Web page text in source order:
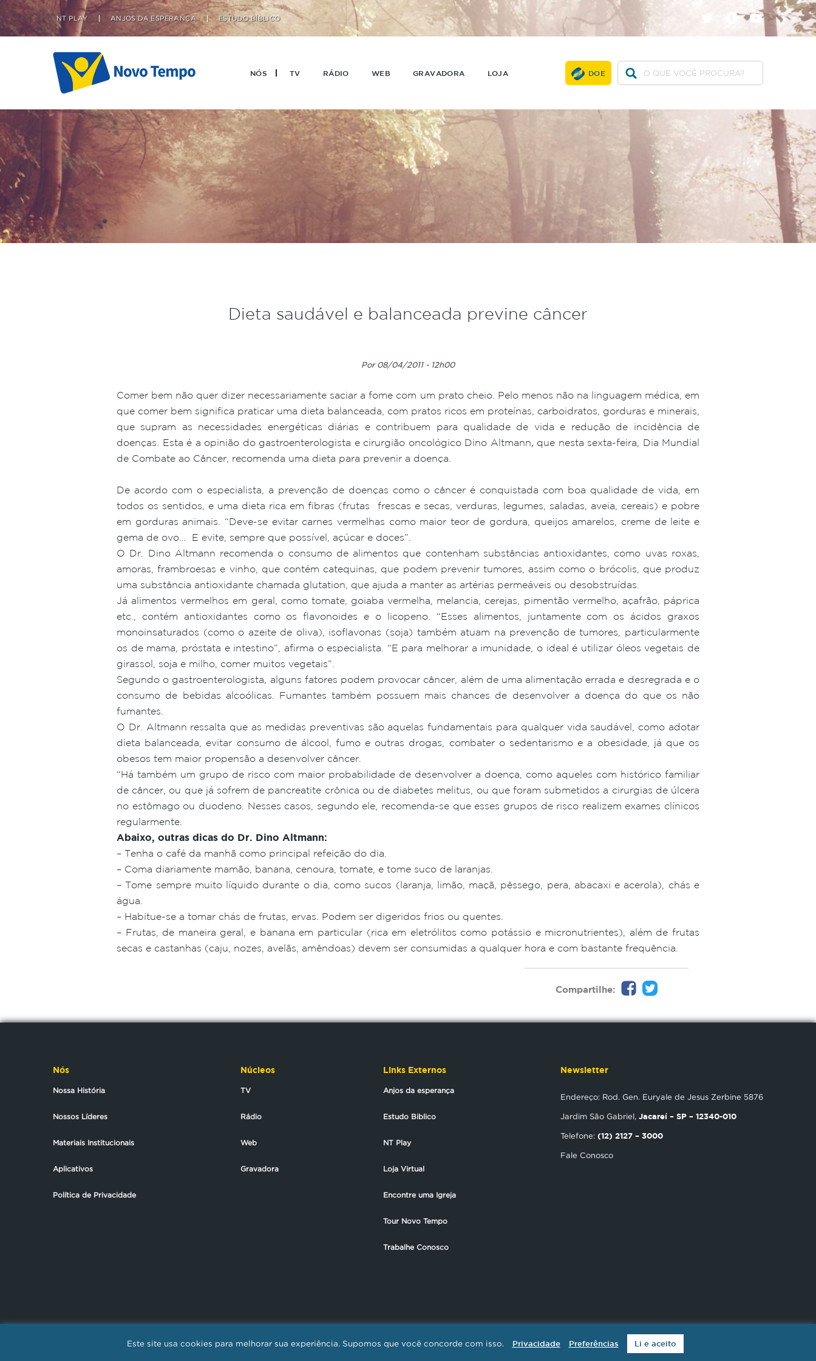
NÓS TV RÁDIO WEB
NT PLAY ANJOS DA ESPERANÇA ESTUDO BÍBLICO
GRAVADORA LOJA DOE
facebookyoutube
Dieta saudável e balanceada previne câncer
Por 08/04/2011 - 12h00
Comer bem não quer dizer necessariamente saciar a fome com um prato cheio. Pelo menos não na linguagem médica, em
que comer bem significa praticar uma dieta balanceada, com pratos ricos em proteínas, carboidratos, gorduras e minerais,
que supram as necessidades energéticas diárias e contribuem para qualidade de vida e redução de incidência de
doenças. Esta é a opinião do gastroenterologista e cirurgião oncológico Dino Altmann, que nesta sexta-feira, Dia Mundial
de Combate ao Câncer, recomenda uma dieta para prevenir a doença.
De acordo com o especialista, a prevenção de doenças como o câncer é conquistada com boa qualidade de vida, em
todos os sentidos, e uma dieta rica em fibras (frutas frescas e secas, verduras, legumes, saladas, aveia, cereais) e pobre
em gorduras animais. “Deve-se evitar carnes vermelhas como maior teor de gordura, queijos amarelos, creme de leite e
gema de ovo… E evite, sempre que possível, açúcar e doces”.
O Dr. Dino Altmann recomenda o consumo de alimentos que contenham substâncias antioxidantes, como uvas roxas,
amoras, frambroesas e vinho, que contém catequinas, que podem prevenir tumores, assim como o brócolis, que produz
uma substância antioxidante chamada glutation, que ajuda a manter as artérias permeáveis ou desobstruídas.
Já alimentos vermelhos em geral, como tomate, goiaba vermelha, melancia, cerejas, pimentão vermelho, açafrão, páprica
etc., contém antioxidantes como os flavonoides e o licopeno. “Esses alimentos, juntamente com os ácidos graxos
monoinsaturados (como o azeite de oliva), isoflavonas (soja) também atuam na prevenção de tumores, particularmente
os de mama, próstata e intestino”, afirma o especialista. “E para melhorar a imunidade, o ideal é utilizar óleos vegetais de
girassol, soja e milho, comer muitos vegetais”.
Segundo o gastroenterologista, alguns fatores podem provocar câncer, além de uma alimentação errada e desregrada e o
consumo de bebidas alcoólicas. Fumantes também possuem mais chances de desenvolver a doença do que os não
fumantes.
O Dr. Altmann ressalta que as medidas preventivas são aquelas fundamentais para qualquer vida saudável, como adotar
dieta balanceada, evitar consumo de álcool, fumo e outras drogas, combater o sedentarismo e a obesidade, já que os
obesos tem maior propensão a desenvolver câncer.
“Há também um grupo de risco com maior probabilidade de desenvolver a doença, como aqueles com histórico familiar
de câncer, ou que já sofrem de pancreatite crônica ou de diabetes melitus, ou que foram submetidos a cirurgias de úlcera
no estômago ou duodeno. Nesses casos, segundo ele, recomenda-se que esses grupos de risco realizem exames clínicos
regularmente.
Abaixo, outras dicas do Dr. Dino Altmann:
– Tenha o café da manhã como principal refeição do dia.
– Coma diariamente mamão, banana, cenoura, tomate, e tome suco de laranjas.
– Tome sempre muito líquido durante o dia, como sucos (laranja, limão, maçã, pêssego, pera, abacaxi e acerola), chás e
água.
– Habitue-se a tomar chás de frutas, ervas. Podem ser digeridos frios ou quentes.
– Frutas, de maneira geral, e banana em particular (rica em eletrólitos como potássio e micronutrientes), além de frutas
secas e castanhas (caju, nozes, avelãs, amêndoas) devem ser consumidas a qualquer hora e com bastante frequência.
Compartilhe:
Nós
Nossa História
Nossos Líderes
Materiais Institucionais
Aplicativos
Política de Privacidade
Núcleos
TV
Rádio
Web
Gravadora
Links Externos
Anjos da esperança
Estudo Biblico
NT Play
Loja Virtual
Encontre uma Igreja
Tour Novo Tempo
Trabalhe Conosco
Newsletter
Endereço: Rod. Gen. Euryale de Jesus Zerbine 5876
Jardim São Gabriel, Jacareí – SP – 12340-010
Telefone: (12) 2127 – 3000
Fale Conosco
REDE NOVO TEMPO DE COMUNICAÇÃO / CNPJ: 01.385.423/0001-30 - Todos os direitos reservados.
Este site usa cookies para melhorar sua experiência. Supomos que você concorde com isso. Privacidade Preferências Li e aceito